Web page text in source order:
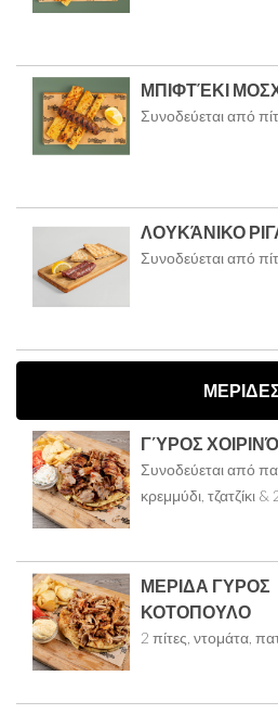
ΜΠΙΦΤΈΚΙ
Συνοδεύεται από
ΛΟΥΚΆΝΙΚΟ
Συνοδεύεται από
ΓΎΡΟΣ
Συνοδεύεται από
κρεμμύδι, τζατζίκι &
ΜΕΡΙΔΑ ΓΥΡΟΣ
ΚΟΤΟΠΟΥΛΟ
2 πίτες, ντομάτα,